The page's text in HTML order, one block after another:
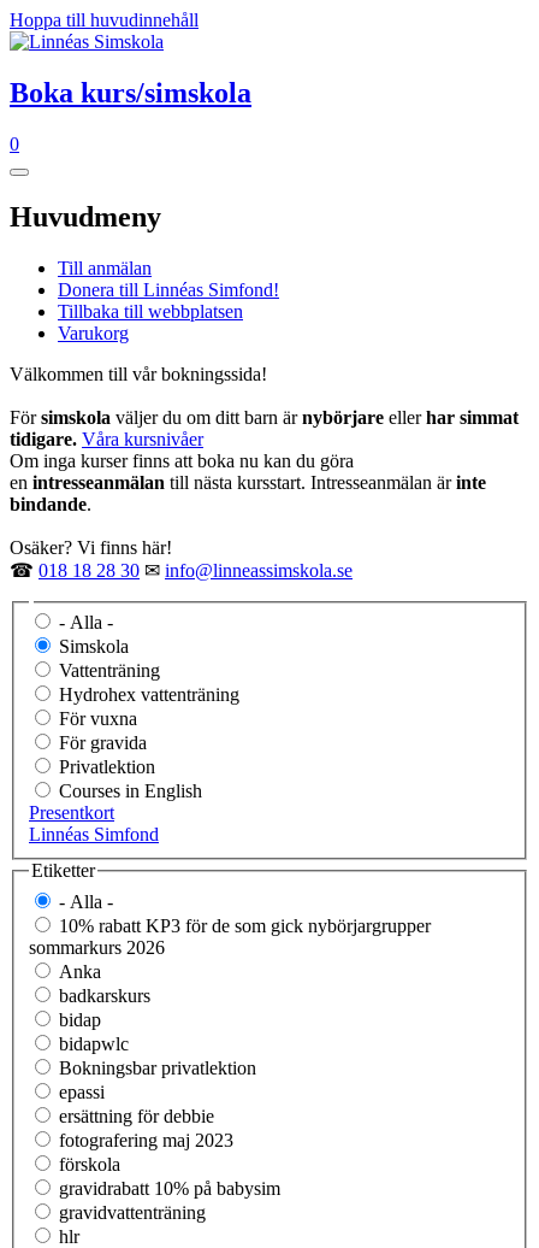
Hoppa till huvudinnehåll
Boka kurs/simskola
0
Huvudmeny
Till anmälan
Donera till Linnéas Simfond!
Tillbaka till webbplatsen
Varukorg
Välkommen till vår bokningssida!
Försimskola väljer du om ditt barn ärnybörjare ellerhar simmat
tidigare. Våra kursnivåer
Om inga kurser finns att boka nu kan du göra
en intresseanmälan till nästa kursstart. Intresseanmälan ärinte
bindande.
Osäker? Vi finns här!
☎ 018 18 28 30 ✉ info@linneassimskola.se
- Alla -
Simskola
Vattenträning
Hydrohex vattenträning
För vuxna
För gravida
Privatlektion
Courses in English
Presentkort
Linnéas Simfond
Etiketter
- Alla -
10% rabatt KP3 för de som gick nybörjargrupper
sommarkurs 2026
Anka
badkarskurs
bidap
bidapwlc
Bokningsbar privatlektion
epassi
ersättning för debbie
fotografering maj 2023
förskola
gravidrabatt 10% på babysim
gravidvattenträning
hlr